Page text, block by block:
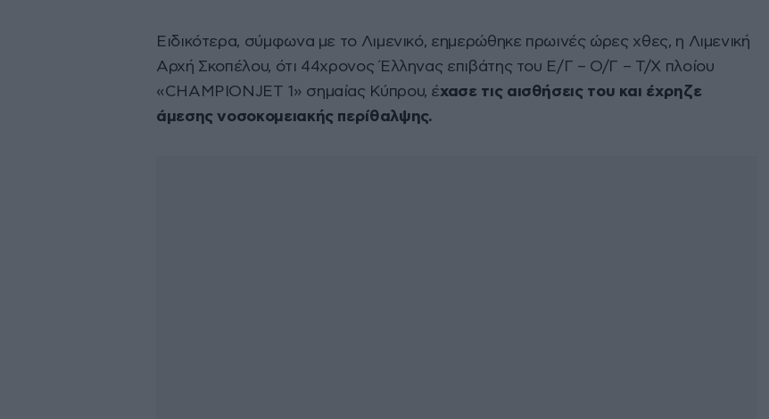
Ειδικότερα, σύμφωνα με το Λιμενικό, εημερώθηκε πρωινές ώρες χθες, η Λιμενική
Αρχή Σκοπέλου, ότι 44χρονος Έλληνας επιβάτης του Ε/Γ – Ο/Γ – Τ/Χ πλοίου
«CHAMPIONJET 1» σημαίας Κύπρου, έχασε τις αισθήσεις του και έχρηζε
άμεσης νοσοκομειακής περίθαλψης.